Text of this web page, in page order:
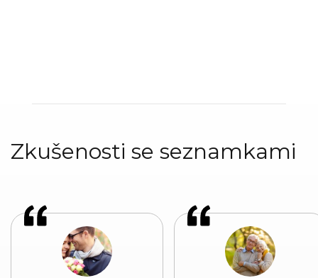
Zkušenosti se seznamkami